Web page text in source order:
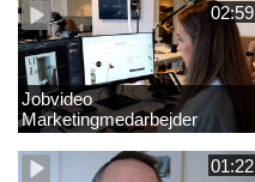
02:59
Jobvideo
Marketingmedarbejder
01:22